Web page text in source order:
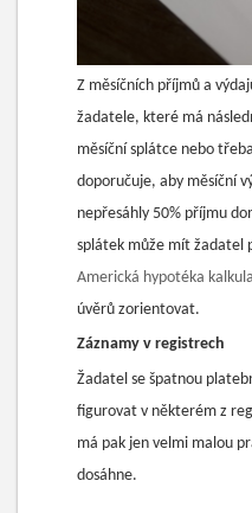
Z měsíčních příjmů a
žadatele, které má
měsíční splátce nebo
doporučuje, aby měsíční
nepřesáhly 50% příjmu
splátek může mít žadatel
Americká hypotéka
úvěrů zorientovat.
Záznamy v registrech
Žadatel se špatnou
figurovat v některém z
má pak jen velmi malou
dosáhne.